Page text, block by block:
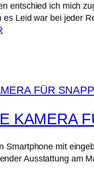
entschied ich mich
es Leid war bei jeder
KAMERA
Smartphone mit
Ausstattung am